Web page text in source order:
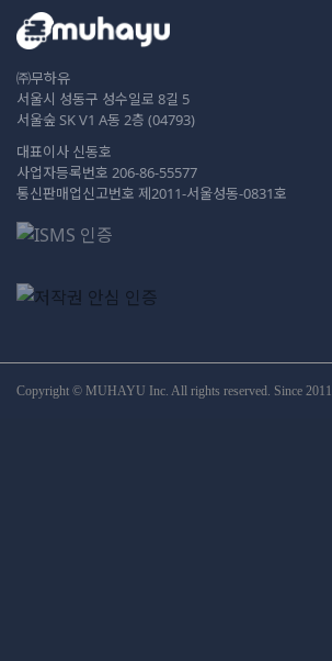
㈜무하유
서울시 성동구 성수일로 8길 5
서울숲 SK V1 A동 2층 (04793)
대표이사 신동호
사업자등록번호 206-86-55577
통신판매업신고번호 제2011-서울성동-0831호
Copyright © MUHAYU Inc. All rights reserved. Since 2011